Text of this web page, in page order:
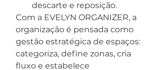
descarte e reposição.
Com a EVELYN ORGANIZER, a
organização é pensada como
gestão estratégica de espaços:
categoriza, define zonas, cria
fluxo e estabelece